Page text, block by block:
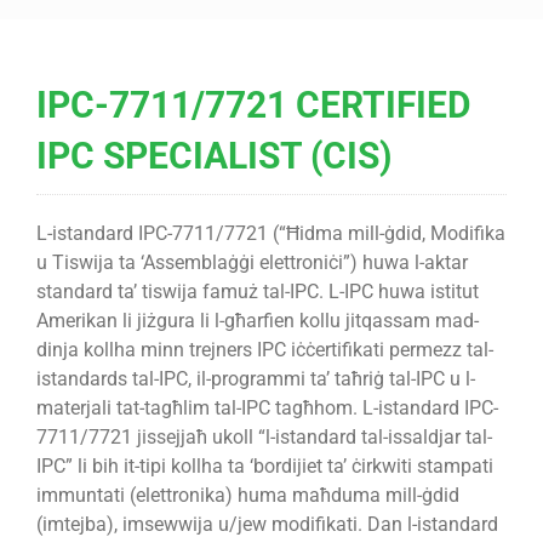
IPC-7711/7721 CERTIFIED
IPC SPECIALIST (CIS)
L-istandard IPC-7711/7721 (“Ħidma mill-ġdid, Modifika
u Tiswija ta ‘Assemblaġġi elettroniċi”) huwa l-aktar
standard ta’ tiswija famuż tal-IPC. L-IPC huwa istitut
Amerikan li jiżgura li l-għarfien kollu jitqassam mad-
dinja kollha minn trejners IPC iċċertifikati permezz tal-
istandards tal-IPC, il-programmi ta’ taħriġ tal-IPC u l-
materjali tat-tagħlim tal-IPC tagħhom. L-istandard IPC-
7711/7721 jissejjaħ ukoll “l-istandard tal-issaldjar tal-
IPC” li bih it-tipi kollha ta ‘bordijiet ta’ ċirkwiti stampati
immuntati (elettronika) huma maħduma mill-ġdid
(imtejba), imsewwija u/jew modifikati. Dan l-istandard